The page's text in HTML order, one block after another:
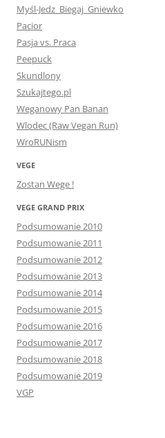
Myśl-Jedz_Biegaj_Gniewko
Pacior
Pasja vs. Praca
Peepuck
Skundlony
Szukajtego.pl
Weganowy Pan Banan
Wlodec (Raw Vegan Run)
WroRUNism
VEGE
Zostan Wege !
VEGE GRAND PRIX
Podsumowanie 2010
Podsumowanie 2011
Podsumowanie 2012
Podsumowanie 2013
Podsumowanie 2014
Podsumowanie 2015
Podsumowanie 2016
Podsumowanie 2017
Podsumowanie 2018
Podsumowanie 2019
VGP